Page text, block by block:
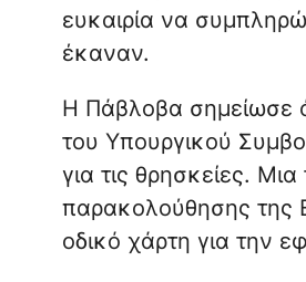
ευκαιρία να
έκαναν.
Η Πάβλοβα σημείωσε
του Υπουργικού
για τις θρησκείες.
παρακολούθησης της
οδικό χάρτη για την